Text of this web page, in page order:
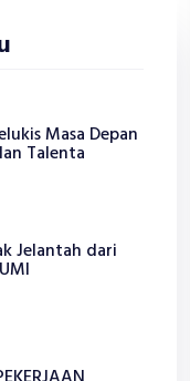
Masa Depan
Talenta
Jelantah dari